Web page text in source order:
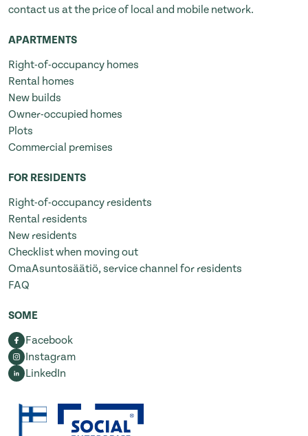
contact us at the price of local and mobile network.
APARTMENTS
Right-of-occupancy homes
Rental homes
New builds
Owner-occupied homes
Plots
Commercial premises
FOR RESIDENTS
Right-of-occupancy residents
Rental residents
New residents
Checklist when moving out
OmaAsuntosäätiö, service channel for residents
FAQ
SOME
Facebook
Instagram
LinkedIn